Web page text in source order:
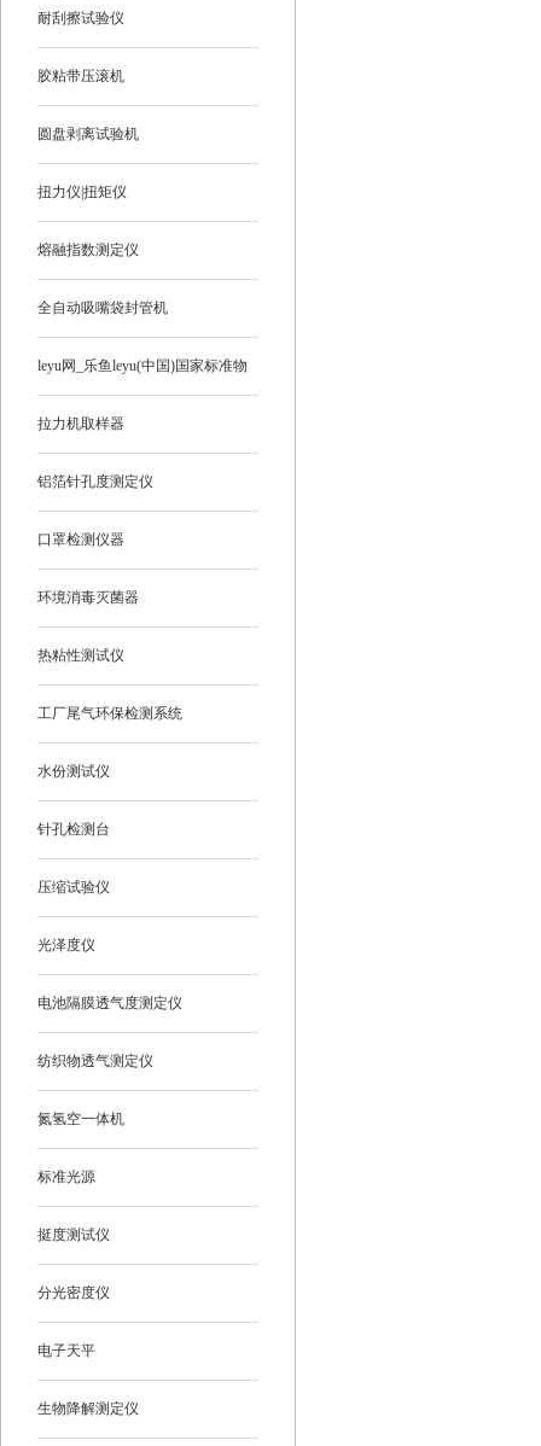
耐刮擦试验仪
胶粘带压滚机
圆盘剥离试验机
扭力仪|扭矩仪
熔融指数测定仪
全自动吸嘴袋封管机
leyu网_乐鱼leyu(中国)国家标准物
质
拉力机取样器
铝箔针孔度测定仪
口罩检测仪器
环境消毒灭菌器
热粘性测试仪
工厂尾气环保检测系统
水份测试仪
针孔检测台
压缩试验仪
光泽度仪
电池隔膜透气度测定仪
纺织物透气测定仪
氮氢空一体机
标准光源
挺度测试仪
分光密度仪
电子天平
生物降解测定仪